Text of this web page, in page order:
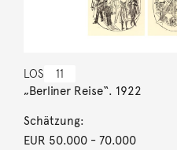
LOS 11
„Berliner Reise“. 1922
Schätzung:
EUR 50.000- 70.000